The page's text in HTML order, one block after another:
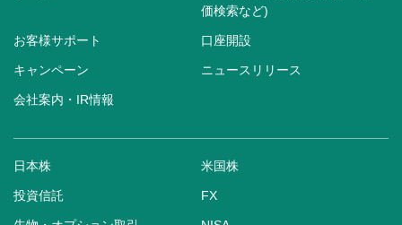
価検索など)
お客様サポート 口座開設
キャンペーン ニュースリリース
会社案内・IR情報
日本株 米国株
投資信託 FX